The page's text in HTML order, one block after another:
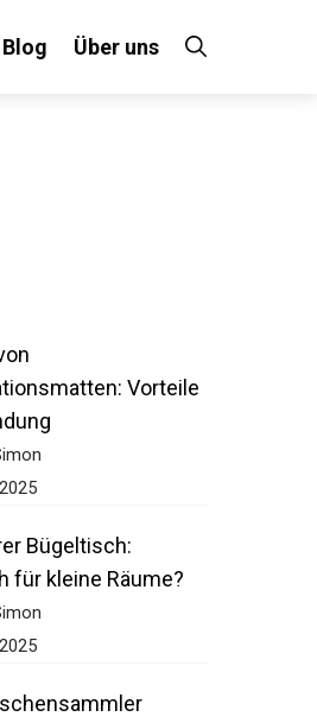
Blog Über uns
Vorteile
Bügeltisch:
für kleine Räume?